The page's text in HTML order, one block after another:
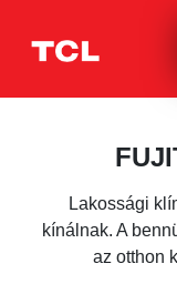
Lakossági
kínálnak. A
az otthon